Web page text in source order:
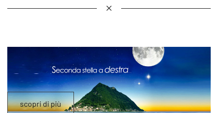
scopri di più